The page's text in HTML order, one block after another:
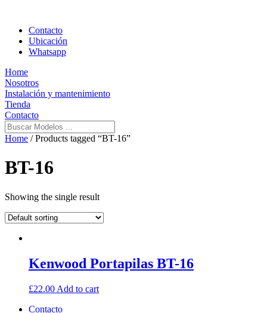
Contacto
Ubicación
Whatsapp
Home
Nosotros
Instalación y mantenimiento
Tienda
Contacto
Home / Products tagged “BT-16”
BT-16
Showing the single result
Kenwood Portapilas BT-16
£22.00 Add to cart
Contacto